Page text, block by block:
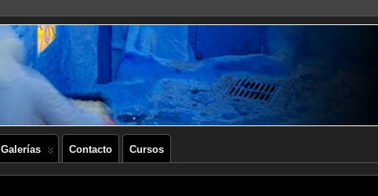
Galerías Contacto Cursos